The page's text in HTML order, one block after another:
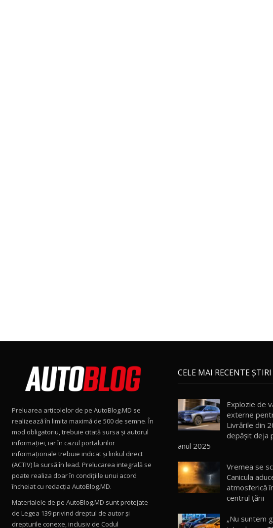
Preluarea articolelor de pe AutoBlog.MD se
realizează în limita maximă de 500 de semne. În
mod obligatoriu, trebuie citată sursa și autorul
informației, iar în cazul portalurilor
informaționale trebuie indicat și linkul direct
(ACTIV) la sursă în lead. Prelucarea integrală se
poate realiza doar în condițiile unui acord
încheiat cu redacţia AutoBlog.MD.
Materialele de pe AutoBlog.MD sunt protejate
de Legea 139 privind dreptul de autor și
drepturile conexe, inclusiv de Codul
CELE MAI RECENTE ȘTIRI
Explozie de
externe
Livrările din
depășit deja
anul 2025
Vremea se
Canicula
atmosferică
centrul țării
„Nu suntem